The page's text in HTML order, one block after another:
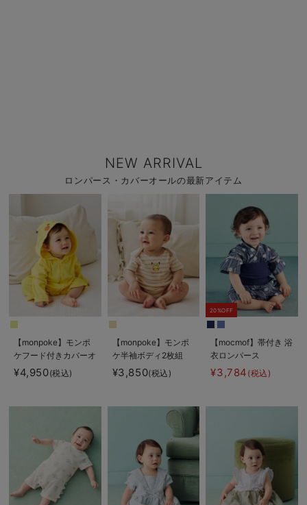
NEW ARRIVAL
ロンパース・カバーオールの最新アイテム
【monpoke】モンポ
ケフード付きカバーオ
ール
¥4,950(税込)
【monpoke】モンポ
ケ半袖ボディ2枚組
¥3,850(税込)
20%OFF
【mocmof】帯付き 浴
衣ロンパース
¥3,784 (税込)